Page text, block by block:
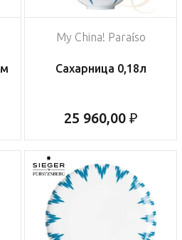
My China! Paraíso
Сахарница 0,18л
25 960,00 ₽